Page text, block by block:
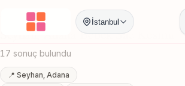
İstanbul
Anasayfa / Adana Seyhan Bebek Sac Kesimi
Seyhan, Adana Bebek Sac Kesimi
17 sonuç bulundu
📍 Seyhan, Adana